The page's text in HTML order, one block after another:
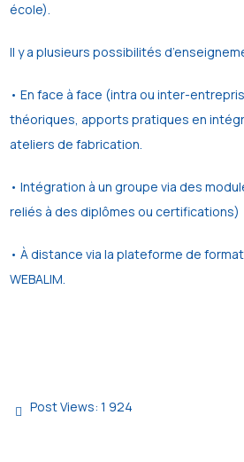
école).
Il y a plusieurs possibilités
• En face à face (intra ou inter-
théoriques, apports pratiques en
ateliers de fabrication.
• Intégration à un groupe via des
reliés à des diplômes ou certifications)
• À distance via la plateforme de
WEBALIM.
Post Views: 1 924